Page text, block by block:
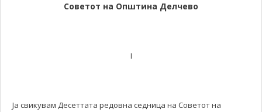
Советот на Општина Делчево
I
Ја свикувам Десеттата редовна седница на Советот на